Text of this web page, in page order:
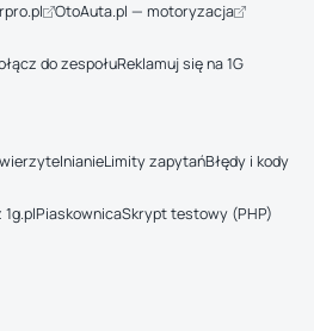
OtoAuta.pl — motoryzacja
do zespołuReklamuj się na 1G
Limity zapytańBłędy i kody
PiaskownicaSkrypt testowy (PHP)